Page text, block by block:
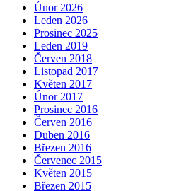
Únor 2026
Leden 2026
Prosinec 2025
Leden 2019
Červen 2018
Listopad 2017
Květen 2017
Únor 2017
Prosinec 2016
Červen 2016
Duben 2016
Březen 2016
Červenec 2015
Květen 2015
Březen 2015